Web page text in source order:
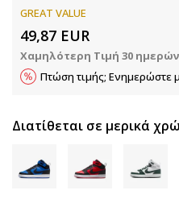
GREAT VALUE
49,87 EUR
Χαμηλότερη Τιμή 30
Πτώση τιμής; Ενημερώστε
Διατίθεται σε μερικά